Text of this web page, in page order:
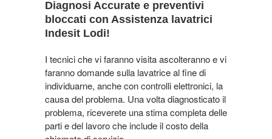
Diagnosi Accurate e preventivi
bloccati con Assistenza lavatrici
Indesit Lodi!
I tecnici che vi faranno visita ascolteranno e vi
faranno domande sulla lavatrice al fine di
individuarne, anche con controlli elettronici, la
causa del problema. Una volta diagnosticato il
problema, riceverete una stima completa delle
parti e del lavoro che include il costo della